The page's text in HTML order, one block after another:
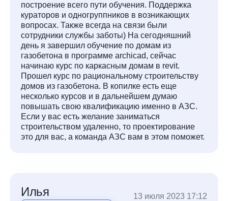
построение всего пути обучения. Поддержка
кураторов и одногруппников в возникающих
вопросах. Также всегда на связи были
сотрудники службы заботы) На сегодняшний
день я завершил обучение по домам из
газобетона в программе archicad, сейчас
начинаю курс по каркасным домам в revit.
Прошел курс по рациональному строительству
домов из газобетона. В копилке есть еще
несколько курсов и в дальнейшем думаю
повышать свою квалификацию именно в АЗС.
Если у вас есть желание заниматься
строительством удаленно, то проектирование
это для вас, а команда АЗС вам в этом поможет.
Илья 13 июля 2023 17:12